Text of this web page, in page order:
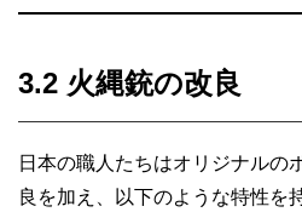
3.2 火縄銃の改良
日本の職人たちはオリジナルの
良を加え、以下のような特性を